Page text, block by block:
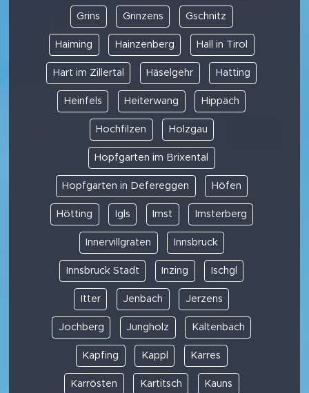
Grins Grinzens Gschnitz
Haiming Hainzenberg Hall in Tirol
Hart im Zillertal Häselgehr Hatting
Heinfels Heiterwang Hippach
Hochfilzen Holzgau
Hopfgarten im Brixental
Hopfgarten in Defereggen Höfen
Hötting Igls Imst Imsterberg
Innervillgraten Innsbruck
Innsbruck Stadt Inzing Ischgl
Itter Jenbach Jerzens
Jochberg Jungholz Kaltenbach
Kapfing Kappl Karres
Karrösten Kartitsch Kauns